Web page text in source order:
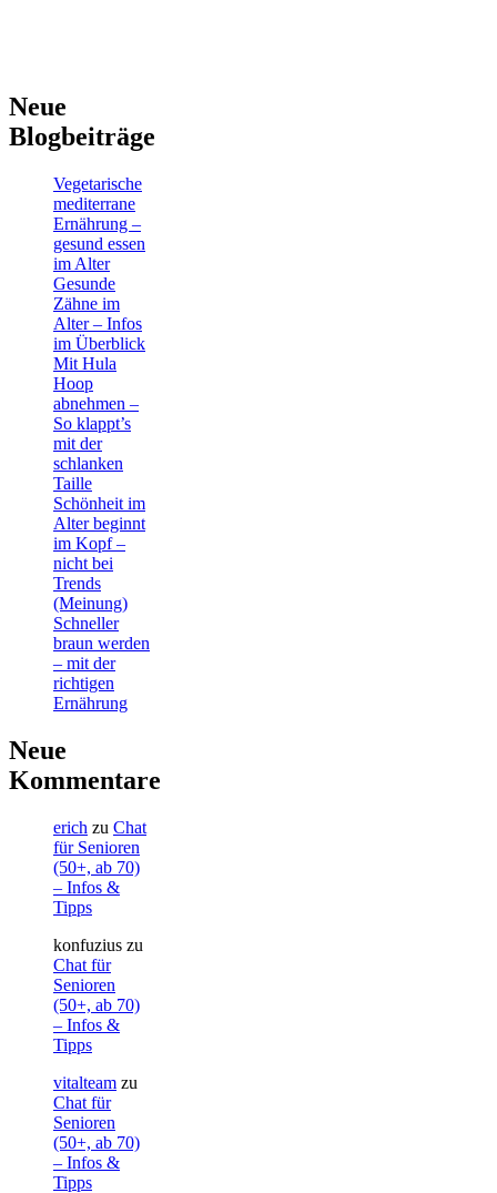
Neue
Blogbeiträge
Vegetarische
mediterrane
Ernährung –
gesund essen
im Alter
Gesunde
Zähne im
Alter – Infos
im Überblick
Mit Hula
Hoop
abnehmen –
So klappt’s
mit der
schlanken
Taille
Schönheit im
Alter beginnt
im Kopf –
nicht bei
Trends
(Meinung)
Schneller
braun werden
– mit der
richtigen
Ernährung
Neue
Kommentare
erich zu Chat
für Senioren
(50+, ab 70)
– Infos &
Tipps
konfuzius zu
Chat für
Senioren
(50+, ab 70)
– Infos &
Tipps
vitalteam zu
Chat für
Senioren
(50+, ab 70)
– Infos &
Tipps